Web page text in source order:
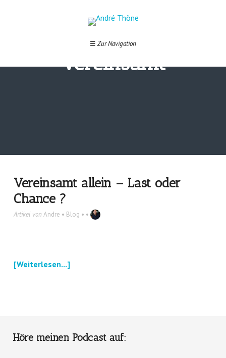
☰ Zur Navigation
Schlagwort:
Vereinsamt
Vereinsamt allein – Last oder
Chance ?
Artikel von Andre • Blog • •
[Weiterlesen...]
Höre meinen Podcast auf: